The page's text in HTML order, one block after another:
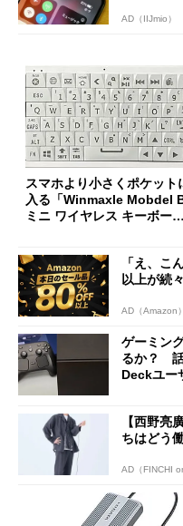
AD（IIJmio）
スマホより小さくポケット
入る「Winmaxle Mobdel
ミニ ワイヤレス キーボー
「え、こ
以上が続
AD（Amazon）
ゲーミン
るか？
Deckユー
【西野亮
ちはどう
AD（FINCHI